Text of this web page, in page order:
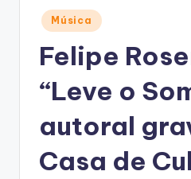
Posted
in
Música
Felipe
“Leve o
autoral
Casa de